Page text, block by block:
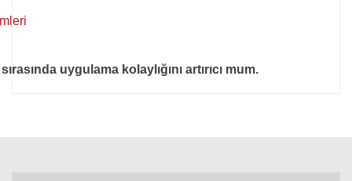
uygulama kolaylığını artırıcı mum.